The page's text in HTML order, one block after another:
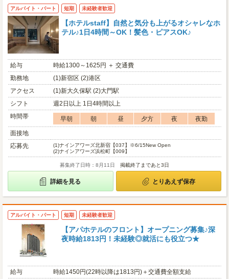
アルバイト・パート 短期 未経験者歓迎
【ホテルstaff】自然と気分も上がるオシャレなホ
テル♪1日4時間～OK！髪色・ピアスOK♪
給与
時給1300～1625円 ＋ 交通費
勤務地
(1)新宿区 (2)港区
アクセス
(1)新大久保駅 (2)大門駅
シフト
週2日以上 1日4時間以上
時間帯
早朝 朝 昼 夕方 夜
夜勤
面接地
応募先
(1)ナインアワーズ北新宿【037】※6/15New Open
(2)ナインアワーズ浜松町【009】
募集終了日時：8月11日 掲載終了まであと3日
詳細を見る とりあえず保存
アルバイト・パート 短期 未経験者歓迎
【アパホテルのフロント】オープニング募集♪深
夜時給1813円！未経験◎就活にも役立つ★
給与 時給1450円(22時以降は1813円)＋交通費全額支給